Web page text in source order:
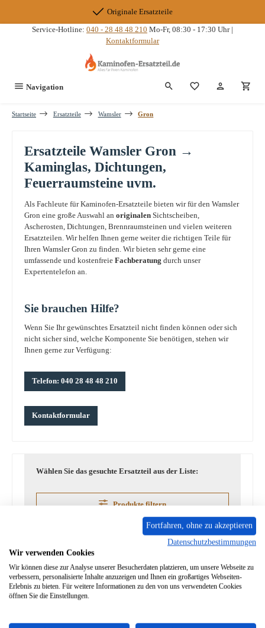
Originale Ersatzteile
Service-Hotline: 040 - 28 48 48 210 Mo-Fr, 08:30 - 17:30 Uhr |
Kontaktformular
Navigation Du hast 0
Startseite Ersatzteile Wamsler Gron
Ersatzteile Wamsler Gron →
Kaminglas, Dichtungen,
Feuerraumsteine uvm.
Als Fachleute für Kaminofen-Ersatzteile bieten wir für den Wamsler
Gron eine große Auswahl an originalen Sichtscheiben,
Ascherosten, Dichtungen, Brennraumsteinen und vielen weiteren
Ersatzteilen. Wir helfen Ihnen gerne weiter die richtigen Teile für
Ihren Wamsler Gron zu finden. Wir bieten sehr gerne eine
umfassende und kostenfreie Fachberatung durch unser
Expertentelefon an.
Sie brauchen Hilfe?
Wenn Sie Ihr gewünschtes Ersatzteil nicht finden können oder sich
nicht sicher sind, welche Komponente Sie benötigen, stehen wir
Ihnen gerne zur Verfügung:
Telefon: 040 28 48 48 210
Kontaktformular
Wählen Sie das gesuchte Ersatzteil aus der Liste:
Produkte filtern
Fortfahren, ohne zu akzeptieren
Datenschutzbestimmungen
Wir verwenden Cookies
Wir können diese zur Analyse unserer Besucherdaten platzieren, um unsere Webseite zu
verbessern, personalisierte Inhalte anzuzeigen und Ihnen ein großartiges Webseiten-
Erlebnis zu bieten. Für weitere Informationen zu den von uns verwendeten Cookies
öffnen Sie die Einstellungen.